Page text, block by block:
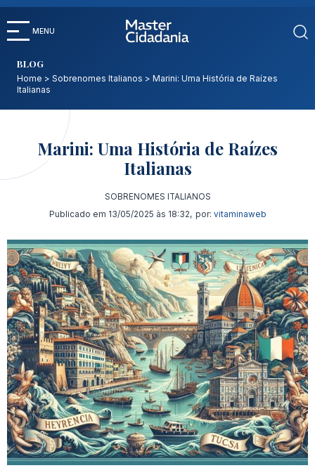
Ir para o conteúdo
MENU
BLOG
Home > Sobrenomes Italianos > Marini: Uma História de Raízes
Italianas
Marini: Uma História de Raízes
Italianas
SOBRENOMES ITALIANOS
Publicado em 13/05/2025 às 18:32, por: vitaminaweb